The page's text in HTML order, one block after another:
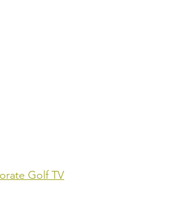
Golf TV